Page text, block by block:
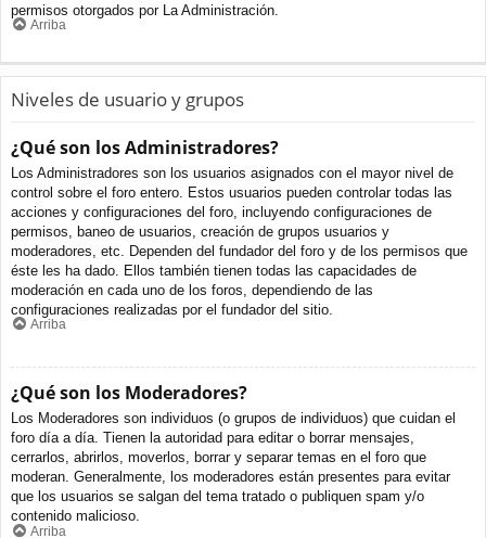
permisos otorgados por La Administración.
Arriba
Niveles de usuario y grupos
¿Qué son los Administradores?
Los Administradores son los usuarios asignados con el mayor nivel de
control sobre el foro entero. Estos usuarios pueden controlar todas las
acciones y configuraciones del foro, incluyendo configuraciones de
permisos, baneo de usuarios, creación de grupos usuarios y
moderadores, etc. Dependen del fundador del foro y de los permisos que
éste les ha dado. Ellos también tienen todas las capacidades de
moderación en cada uno de los foros, dependiendo de las
configuraciones realizadas por el fundador del sitio.
Arriba
¿Qué son los Moderadores?
Los Moderadores son individuos (o grupos de individuos) que cuidan el
foro día a día. Tienen la autoridad para editar o borrar mensajes,
cerrarlos, abrirlos, moverlos, borrar y separar temas en el foro que
moderan. Generalmente, los moderadores están presentes para evitar
que los usuarios se salgan del tema tratado o publiquen spam y/o
contenido malicioso.
Arriba